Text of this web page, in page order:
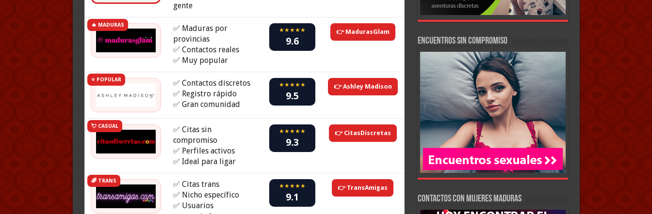
gente
🔥 MADURAS
✅ Maduras por
provincias
✅ Contactos reales
✅ Muy popular
★★★★★
9.6
👉 MadurasGlam
⭐ POPULAR
✅ Contactos discretos
✅ Registro rápido
✅ Gran comunidad
★★★★★
9.5
👉 Ashley Madison
💘 CASUAL
✅ Citas sin
compromiso
✅ Perfiles activos
✅ Ideal para ligar
★★★★★
9.3
👉 CitasDiscretas
🌈 TRANS
✅ Citas trans
✅ Nicho específico
✅ Usuarios
★★★★★
9.1
👉 TransAmigas
Encuentros sin compromiso
Contactos con Mujeres Maduras